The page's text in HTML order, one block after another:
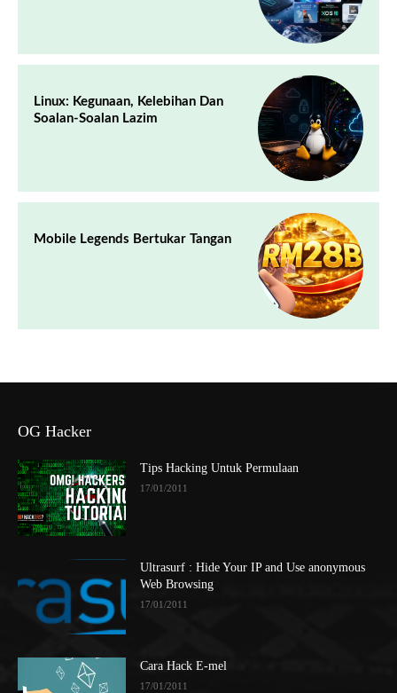
Linux: Kegunaan, Kelebihan Dan
Soalan-Soalan Lazim
Mobile Legends Bertukar Tangan
OG Hacker
Tips Hacking Untuk Permulaan
17/01/2011
Ultrasurf : Hide Your IP and Use anonymous
Web Browsing
17/01/2011
Cara Hack E-mel
17/01/2011